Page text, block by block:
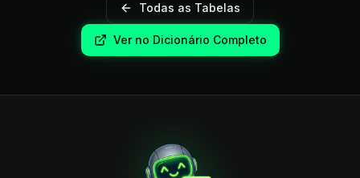
Todas as Tabelas
Ver no Dicionário Completo